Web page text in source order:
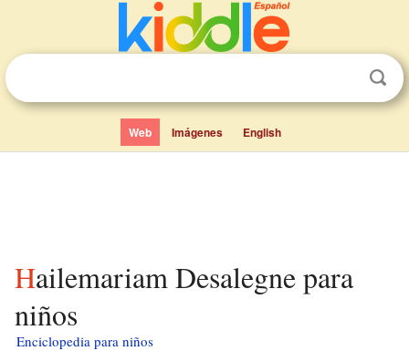
Web Imágenes English
Hailemariam Desalegne para
niños
Enciclopedia para niños